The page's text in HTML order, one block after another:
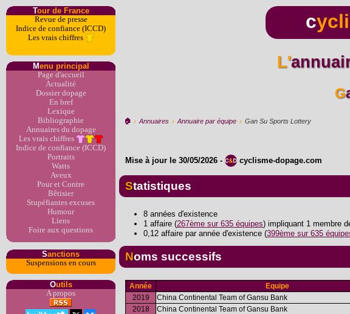
Tour de France
Revue de presse
Indice de confiance (ICCD)
Les vrais chiffres
Menu principal
Page d'accueil
Actualité
Dossier dopage
En bref
Lexique
Bibliographie
Annuaires du dopage
Les vrais chiffres
Indice de confiance (ICCD)
Portraits
Watts
Aveux
Pour et Contre
Bêtisier
Stupéfiantes excuses
Humour
Liens
Foire aux questions
Sanctions
Suspensions en cours
Outils
A propos
c
🏠︎ › Annuaires › Annuaire par équipe › Gan Su Sports Lottery
Mise à jour le 30/05/2026 - cyclisme-dopage.com
Statistiques
8 années d'existence
1 affaire (267ème sur 635 équipes) impliquant 1 membre
0,12 affaire par année d'existence (399ème sur 635
Noms successifs
Année Equipe
2019
China Continental Team of Gansu Bank
2018
China Continental Team of Gansu Bank